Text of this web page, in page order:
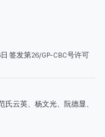
签发第26/GP-CBC号许可
氏云英、杨文光、阮德显、